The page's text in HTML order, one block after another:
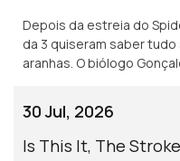
Depois da estreia do
da 3 quiseram saber
aranhas. O biólogo
30 Jul, 2026
Is This It, The